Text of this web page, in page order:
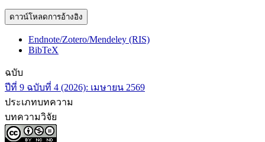
ดาวน์โหลดการอ้างอิง
Endnote/Zotero/Mendeley (RIS)
BibTeX
ฉบับ
ปีที่ 9 ฉบับที่ 4 (2026): เมษายน 2569
ประเภทบทความ
บทความวิจัย